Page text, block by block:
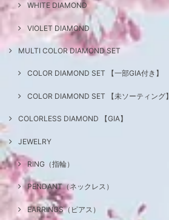
WHITE DIAMOND
VIOLET DIAMOND
MULTI COLOR DIAMOND SET
COLOR DIAMOND SET 【一部GIA付き】
COLOR DIAMOND SET 【未ソーティング】
COLORLESS DIAMOND 【GIA】
JEWELRY
RING（指輪）
PENDANT（ネックレス）
EARRINGS（ピアス）